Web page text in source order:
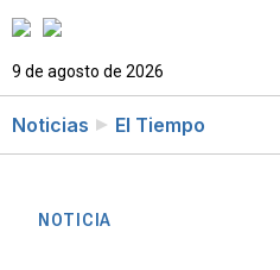
9 de agosto de 2026
Noticias El Tiempo
NOTICIA